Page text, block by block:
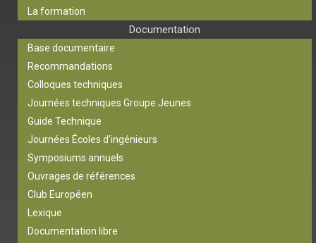
La formation
Documentation
Base documentaire
Recommandations
Colloques techniques
Journées techniques Groupe Jeunes
Guide Technique
Journées Écoles d’ingénieurs
Symposiums annuels
Ouvrages de références
Club Européen
Lexique
Documentation libre